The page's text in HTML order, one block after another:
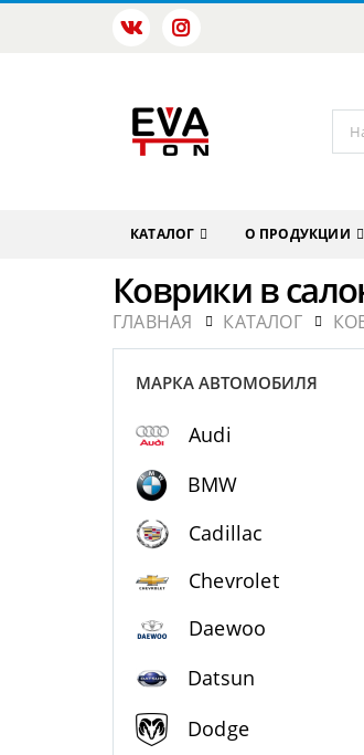
КАТАЛОГ О ПРОДУКЦИИ
Коврики в
ГЛАВНАЯ КАТАЛОГ
МАРКА АВТОМОБИЛЯ
Audi
BMW
Cadillac
Chevrolet
Daewoo
Datsun
Dodge